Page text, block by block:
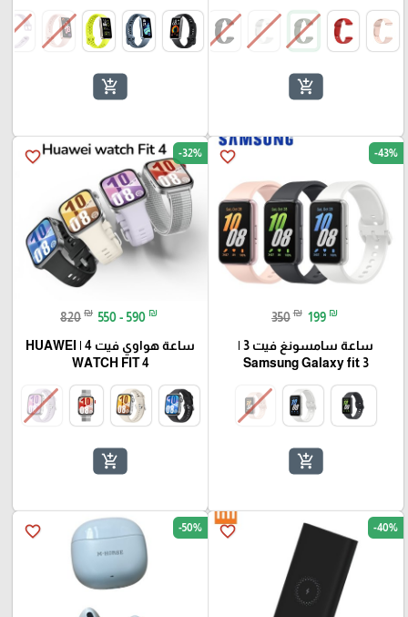
add_shopping_cart
add_shopping_cart
favorite_border -43%
350 ₪ 199 ₪
ساعة سامسونغ فيت 3 |
Samsung Galaxy fit 3
add_shopping_cart
favorite_border -32%
820 ₪ 550 - 590 ₪
ساعة هواوي فيت 4 | HUAWEI
WATCH FIT 4
add_shopping_cart
favorite_border -40%
favorite_border -50%